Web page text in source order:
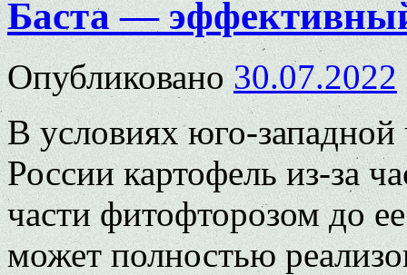
Баста —
Опубликовано 30.07.2022
В условиях юго-
России картофель из-за
части фитофторозом до
может полностью